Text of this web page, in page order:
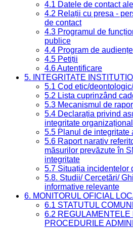
4.1 Datele de contact
4.2 Relații cu presa -
de contact
4.3 Programul de
publice
4.4 Program de audiențe
4.5 Petiții
4.6 Autentificare
5. INTEGRITATE
5.1 Cod etic/
5.2 Lista cuprinzând
5.3 Mecanismul de
5.4 Declarația privind
integritate
5.5 Planul de integritate
5.6 Raport narativ
măsurilor prevăzute în
integritate
5.7 Situația incidentelor
5.8. Studii/ Cercetări/
informative relevante
6. MONITORUL OFICIAL
6.1 STATUTUL
6.2 REGULAMENTELE
PROCEDURILE